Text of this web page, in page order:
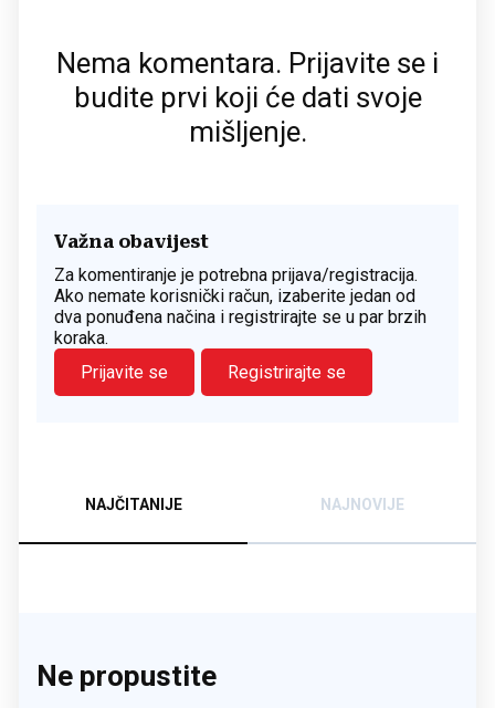
Nema komentara. Prijavite se i
budite prvi koji će dati svoje
mišljenje.
Važna obavijest
Za komentiranje je potrebna prijava/registracija.
Ako nemate korisnički račun, izaberite jedan od
dva ponuđena načina i registrirajte se u par brzih
koraka.
Prijavite se
Registrirajte se
NAJČITANIJE NAJNOVIJE
Ne propustite